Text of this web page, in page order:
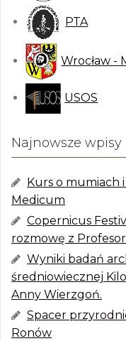
PTA
Wrocław -
USOS
Najnowsze wpisy
Kurs o mumiach
Medicum
Copernicus
rozmowę z
Wyniki badań
średniowiecznej
Anny Wierzgoń.
Spacer
Ronów